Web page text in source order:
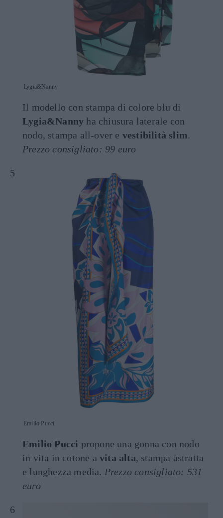
Lygia&Nanny
Il modello con stampa di colore blu di
Lygia&Nanny ha chiusura laterale con
nodo, stampa all-over e vestibilità slim.
Prezzo consigliato: 99 euro
Emilio Pucci
Emilio Pucci propone una gonna con nodo
in vita in cotone a vita alta, stampa astratta
e lunghezza media. Prezzo consigliato: 531
euro